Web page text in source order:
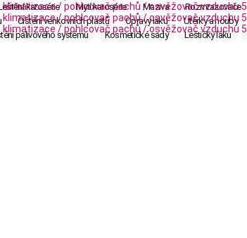
karosérie Mytí karosérie Maziva Rozmrazovače
Čištění venkovních plastů Opravy laku Utěrky a houby
palivového systému
Kosmetické sady Leštičky laku